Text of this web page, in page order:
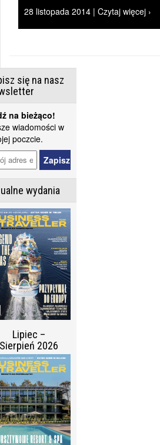
28 listopada 2014 | Czytaj więcej ›
się na nasz
na bieżąco!
wiadomości w
poczcie.
wydania
Lipiec –
2026